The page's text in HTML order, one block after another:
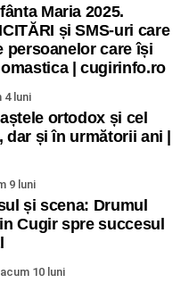
Maria 2025.
și SMS-uri care
persoanelor care își
| cugirinfo.ro
4 luni
ortodox și cel
dar și în următorii ani |
9 luni
și scena: Drumul
Cugir spre succesul
acum 10 luni